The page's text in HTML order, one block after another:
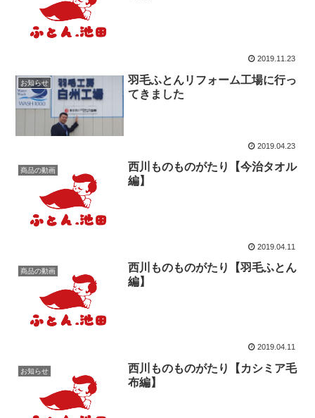
2019.11.23
お知らせ
羽毛ふとんリフォーム工場に行っ
てきました
2019.04.23
商品の動画
西川ものものがたり【今治タオル
編】
2019.04.11
商品の動画
西川ものものがたり【羽毛ふとん
編】
2019.04.11
お知らせ
西川ものものがたり【カシミア毛
布編】